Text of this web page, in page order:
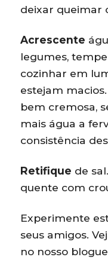
deixar queimar
Acrescente
legumes,
cozinhar em
estejam
bem cremosa,
mais água a
consistência
Retifique de
quente com
Experimente
seus amigos.
no nosso